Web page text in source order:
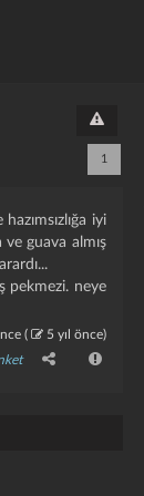
1
iyi
guava almış
pekmezi. neye
( 5 yıl önce)